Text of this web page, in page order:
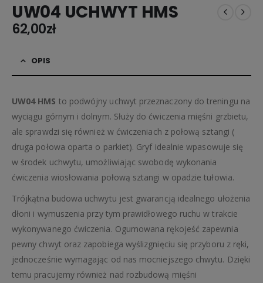
UW04 UCHWYT HMS
62,00zł
OPIS
UW04 HMS to podwójny uchwyt przeznaczony do treningu na
wyciągu górnym i dolnym. Służy do ćwiczenia mięśni grzbietu,
ale sprawdzi się również w ćwiczeniach z połową sztangi (
druga połowa oparta o parkiet). Gryf idealnie wpasowuje się
w środek uchwytu, umożliwiając swobodę wykonania
ćwiczenia wiosłowania połową sztangi w opadzie tułowia.
Trójkątna budowa uchwytu jest gwarancją idealnego ułożenia
dłoni i wymuszenia przy tym prawidłowego ruchu w trakcie
wykonywanego ćwiczenia. Ogumowana rękojeść zapewnia
pewny chwyt oraz zapobiega wyślizgnięciu się przyboru z ręki,
jednocześnie wymagając od nas mocniejszego chwytu. Dzięki
temu pracujemy również nad rozbudową mięśni